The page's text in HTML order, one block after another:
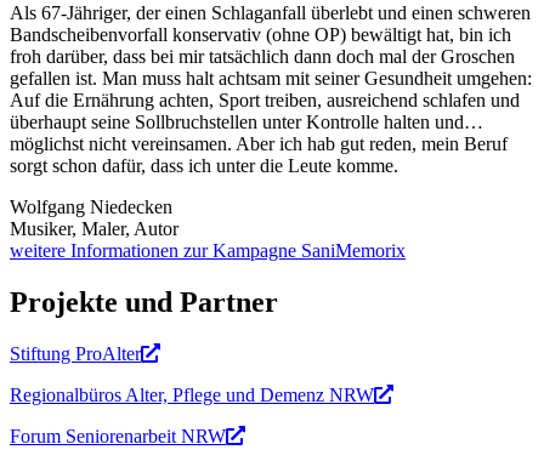
Als 67-Jähriger, der einen Schlaganfall überlebt und einen schweren
Bandscheibenvorfall konservativ (ohne OP) bewältigt hat, bin ich
froh darüber, dass bei mir tatsächlich dann doch mal der Groschen
gefallen ist. Man muss halt achtsam mit seiner Gesundheit umgehen:
Auf die Ernährung achten, Sport treiben, ausreichend schlafen und
überhaupt seine Sollbruchstellen unter Kontrolle halten und…
möglichst nicht vereinsamen. Aber ich hab gut reden, mein Beruf
sorgt schon dafür, dass ich unter die Leute komme.
Wolfgang Niedecken
Musiker, Maler, Autor
weitere Informationen zur Kampagne SaniMemorix
Projekte und Partner
Stiftung ProAlter
Regionalbüros Alter, Pflege und Demenz NRW
Forum Seniorenarbeit NRW